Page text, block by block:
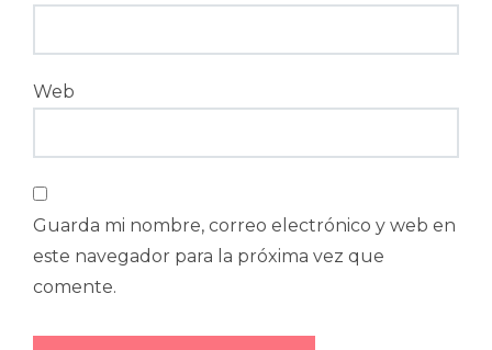
Web
Guarda mi nombre, correo electrónico y web en
este navegador para la próxima vez que
comente.